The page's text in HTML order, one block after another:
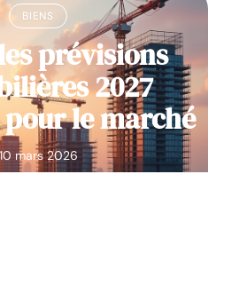
BIENS
prévisions
2027
le marché
10 mars 2026